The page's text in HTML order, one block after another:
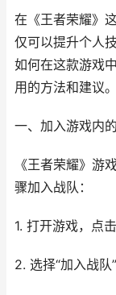
在《王者荣耀》
仅可以提升个人
如何在这款游戏
用的方法和建议。
一、加入游戏内
《王者荣耀》游
骤加入战队：
1. 打开游戏，点
2. 选择“加入战队